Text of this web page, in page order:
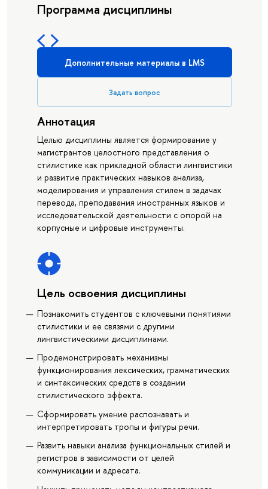
Программа дисциплины
Дополнительные материалы в LMS
Задать вопрос
Аннотация
Целью дисциплины является формирование у
магистрантов целостного представления о
стилистике как прикладной области лингвистики
и развитие практических навыков анализа,
моделирования и управления стилем в задачах
перевода, преподавания иностранных языков и
исследовательской деятельности с опорой на
корпусные и цифровые инструменты.
Цель освоения дисциплины
Познакомить студентов с ключевыми понятиями
стилистики и ее связями с другими
лингвистическими дисциплинами.
Продемонстрировать механизмы
функционирования лексических, грамматических
и синтаксических средств в создании
стилистического эффекта.
Сформировать умение распознавать и
интерпретировать тропы и фигуры речи.
Развить навыки анализа функциональных стилей и
регистров в зависимости от целей
коммуникации и адресата.